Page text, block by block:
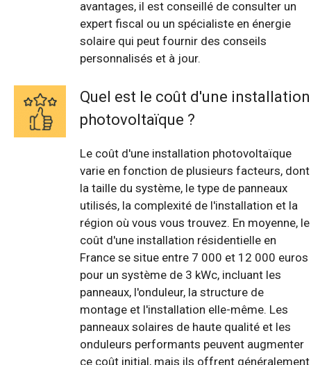
avantages, il est conseillé de consulter un
expert fiscal ou un spécialiste en énergie
solaire qui peut fournir des conseils
personnalisés et à jour.
Quel est le coût d'une installation
photovoltaïque ?
Le coût d'une installation photovoltaïque
varie en fonction de plusieurs facteurs, dont
la taille du système, le type de panneaux
utilisés, la complexité de l'installation et la
région où vous vous trouvez. En moyenne, le
coût d'une installation résidentielle en
France se situe entre 7 000 et 12 000 euros
pour un système de 3 kWc, incluant les
panneaux, l'onduleur, la structure de
montage et l'installation elle-même. Les
panneaux solaires de haute qualité et les
onduleurs performants peuvent augmenter
ce coût initial, mais ils offrent généralement